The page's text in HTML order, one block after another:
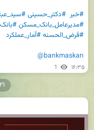
#خبر #دکتر_حسینی
#مدیرعامل_بانک_مسکن
#قرض_الحسنه#آمار_عملکرد
@bankmaskan
1 ۱۶:۳۵
۲۱ شهریور ۱۴۰۳